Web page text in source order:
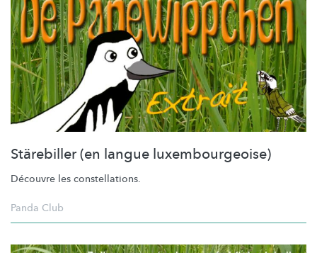
Stärebiller (en langue luxembourgeoise)
Découvre les constellations.
Panda Club